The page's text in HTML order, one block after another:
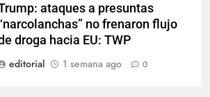
ataques a presuntas
no frenaron flujo
droga hacia EU: TWP
editorial
1 semana ago 0